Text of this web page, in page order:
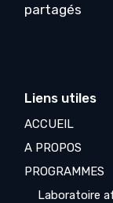
partagés
Liens utiles
ACCUEIL
A PROPOS
PROGRAMMES
Laboratoire